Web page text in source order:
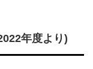
年度より)